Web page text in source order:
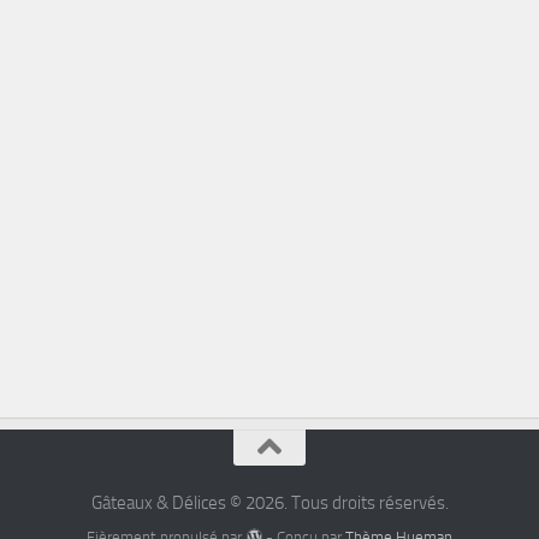
Gâteaux & Délices © 2026. Tous droits réservés.